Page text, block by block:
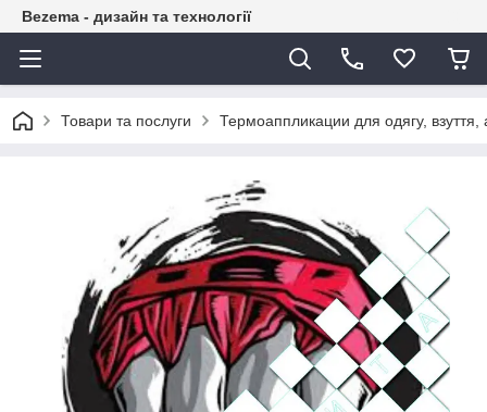
Bezema - дизайн та технології
Товари та послуги Термоаппликации для одягу, взуття,